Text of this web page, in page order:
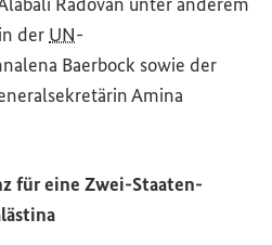
der UN-
Baerbock sowie der
Amina
für eine Zwei-Staaten-